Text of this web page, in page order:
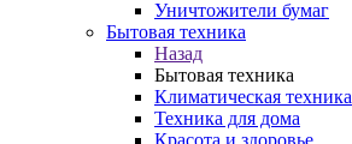
Уничтожители бумаг
Бытовая техника
Назад
Бытовая техника
Климатическая техника
Техника для дома
Красота и здоровье